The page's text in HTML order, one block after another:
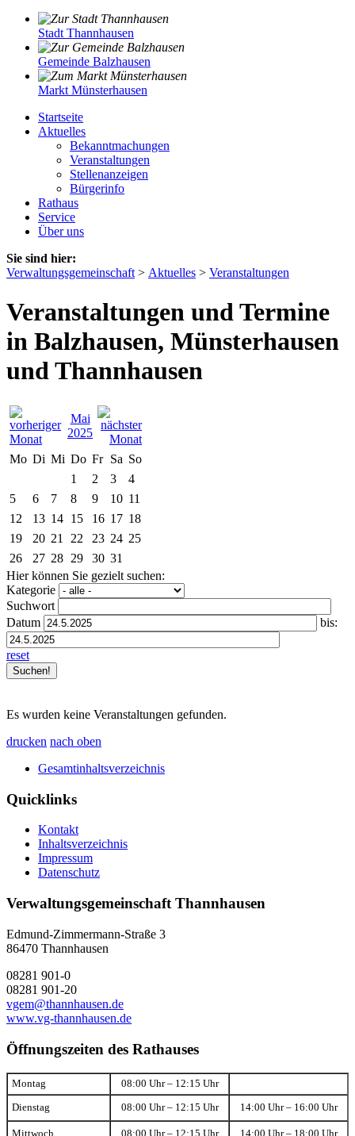
Stadt Thannhausen
Gemeinde Balzhausen
Markt Münsterhausen
Startseite
Aktuelles
Bekanntmachungen
Veranstaltungen
Stellenanzeigen
Bürgerinfo
Rathaus
Service
Über uns
Sie sind hier:
Verwaltungsgemeinschaft > Aktuelles > Veranstaltungen
Veranstaltungen und Termine
in Balzhausen, Münsterhausen
und Thannhausen
Mai
2025
Mo Di Mi Do Fr Sa So
1
2 3
4
5
6 7 8 9 10 11
12
13 14 15 16 17 18
19
20 21 22 23 24 25
26
27 28 29 30 31
Hier können Sie gezielt suchen:
Kategorie
Suchwort
Datum
bis:
reset
Es wurden keine Veranstaltungen gefunden.
drucken nach oben
Gesamtinhaltsverzeichnis
Quicklinks
Kontakt
Inhaltsverzeichnis
Impressum
Datenschutz
Verwaltungsgemeinschaft Thannhausen
Edmund-Zimmermann-Straße 3
86470 Thannhausen
08281 901-0
08281 901-20
vgem@thannhausen.de
www.vg-thannhausen.de
Öffnungszeiten des Rathauses
Montag 08:00 Uhr – 12:15 Uhr
Dienstag 08:00 Uhr – 12:15 Uhr 14:00 Uhr – 16:00 Uhr